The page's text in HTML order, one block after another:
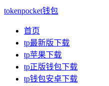
tokenpocket钱包
首页
tp最新版下载
tp苹果下载
tp正版钱包下载
tp钱包安卓下载